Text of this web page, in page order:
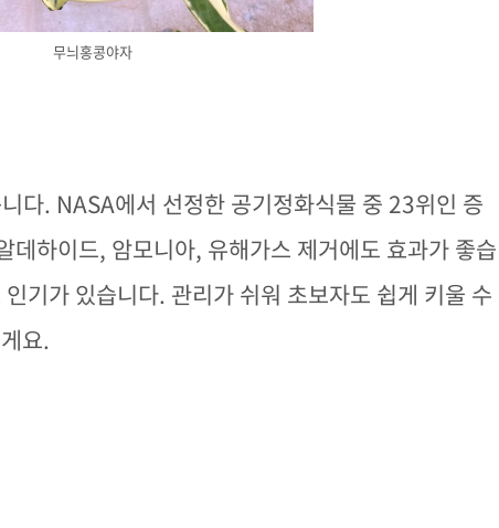
무늬홍콩야자
다. NASA에서 선정한 공기정화식물 중 23위인 증
데하이드, 암모니아, 유해가스 제거에도 효과가 좋습
기가 있습니다. 관리가 쉬워 초보자도 쉽게 키울 수
요.